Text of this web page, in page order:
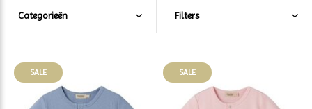
Categorieën Filters
SALE SALE